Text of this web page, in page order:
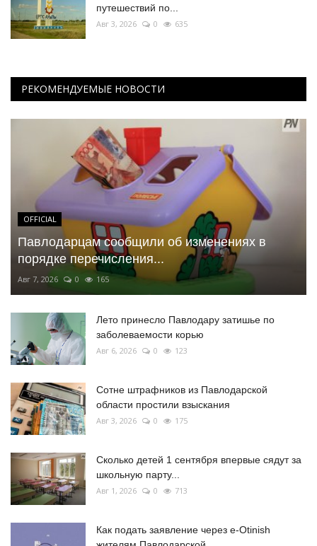
путешествий по...
Авг 3, 2026 0 635
РЕКОМЕНДУЕМЫЕ НОВОСТИ
OFFICIAL
Павлодарцам сообщили об изменениях в
порядке перечисления...
Авг 7, 2026 0 165
Лето принесло Павлодару затишье по
заболеваемости корью
Авг 6, 2026 0 123
Сотне штрафников из Павлодарской
области простили взыскания
Авг 3, 2026 0 175
Сколько детей 1 сентября впервые сядут за
школьную парту...
Авг 1, 2026 0 713
Как подать заявление через e-Otinish